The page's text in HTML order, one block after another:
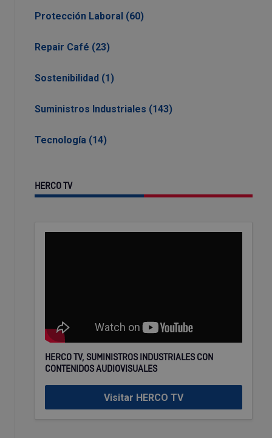
Protección Laboral (60)
Repair Café (23)
Sostenibilidad (1)
Suministros Industriales (143)
Tecnología (14)
HERCO TV
HERCO TV, SUMINISTROS INDUSTRIALES CON
CONTENIDOS AUDIOVISUALES
Visitar HERCO TV